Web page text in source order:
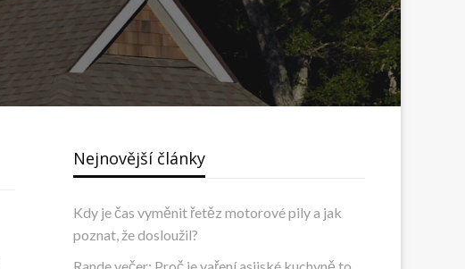
Nejnovější články
Kdy je čas vyměnit řetěz motorové pily a jak
poznat, že dosloužil?